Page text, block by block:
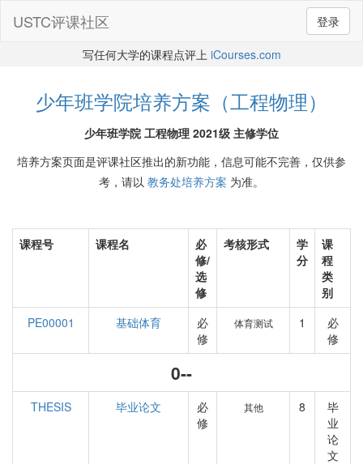
登录
USTC评课社区
写任何大学的课程点评上 iCourses.com
少年班学院培养方案（工程物理）
少年班学院 工程物理 2021级 主修学位
培养方案页面是评课社区推出的新功能，信息可能不完善，仅供参
考，请以 教务处培养方案 为准。
课程号 课程名
必
修/
选
修
考核形式
学
分
课
程
类
别
PE00001
基础体育
必
修
体育测试 1
必
修
0--
THESIS 毕业论文
必
修
其他 8
毕
业
论
文